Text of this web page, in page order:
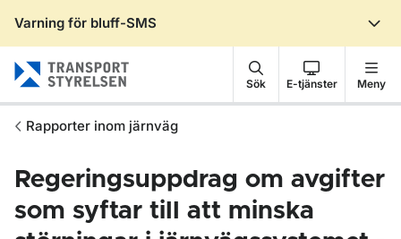
Varning för bluff-SMS
Sök E-tjänster Meny
Rapporter inom järnväg
Regeringsuppdrag om avgifter
som syftar till att minska